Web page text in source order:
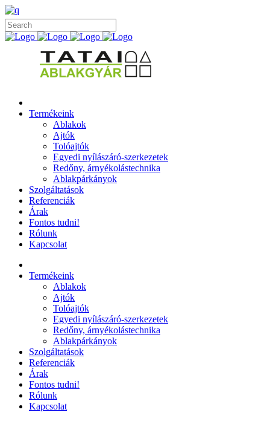
Termékeink
Ablakok
Ajtók
Tolóajtók
Egyedi nyílászáró-szerkezetek
Redőny, árnyékolástechnika
Ablakpárkányok
Szolgáltatások
Referenciák
Árak
Fontos tudni!
Rólunk
Kapcsolat
Termékeink
Ablakok
Ajtók
Tolóajtók
Egyedi nyílászáró-szerkezetek
Redőny, árnyékolástechnika
Ablakpárkányok
Szolgáltatások
Referenciák
Árak
Fontos tudni!
Rólunk
Kapcsolat